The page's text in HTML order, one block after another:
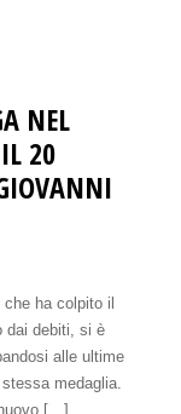
NEL
20
ha colpito il
dai debiti, si è
alle ultime
medaglia.
[…]